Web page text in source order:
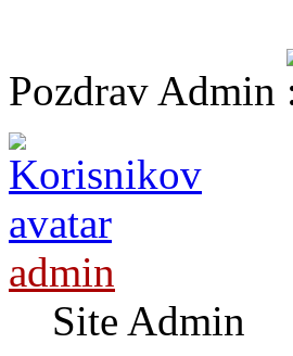
Pozdrav Admin
admin
Site Admin